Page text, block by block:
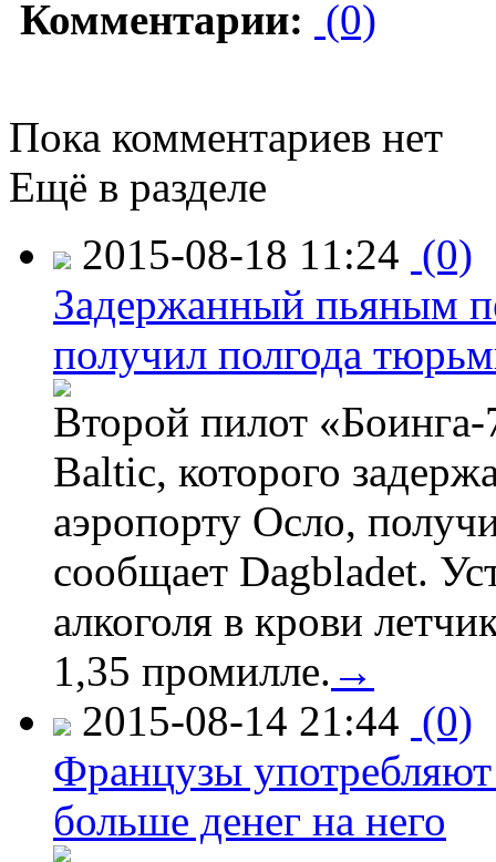
Комментарии: (0)
Пока комментариев нет
Ещё в разделе
2015-08-18 11:24 (0)
Задержанный пьяным
получил полгода
Второй пилот
Baltic, которого
аэропорту Осло,
сообщает Dagbladet.
алкоголя в крови
1,35 промилле. →
2015-08-14 21:44 (0)
Французы
больше денег на него